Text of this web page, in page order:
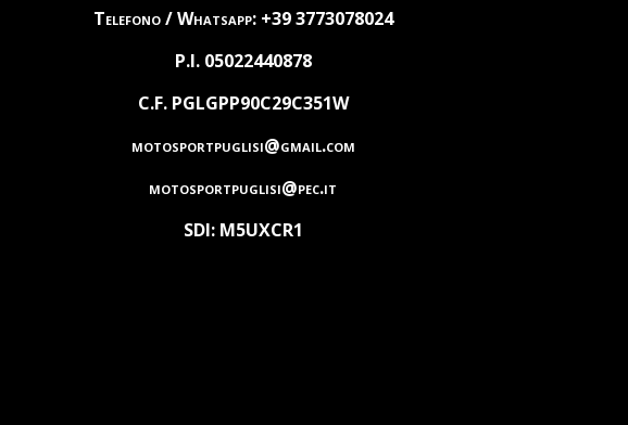
Telefono / Whatsapp: +39 3773078024
P.I. 05022440878
C.F. PGLGPP90C29C351W
motosportpuglisi@gmail.com
motosportpuglisi@pec.it
SDI: M5UXCR1